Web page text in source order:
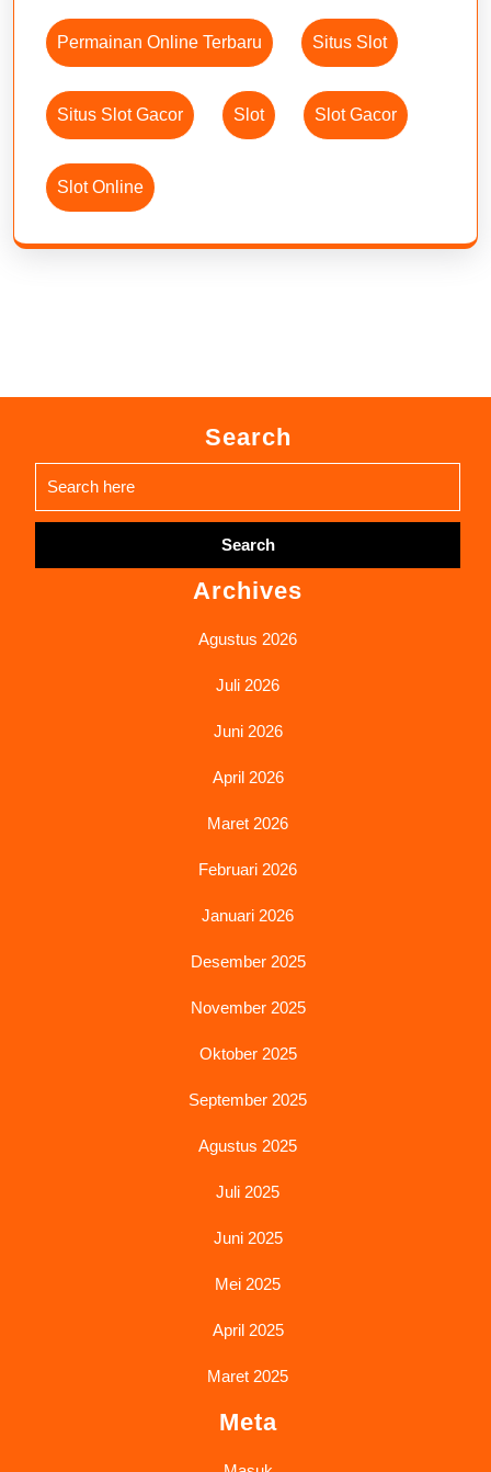
Permainan Online Terbaru Situs Slot
Situs Slot Gacor Slot Slot Gacor
Slot Online
Search
for:
Archives
Agustus 2026
Juli 2026
Juni 2026
April 2026
Maret 2026
Februari 2026
Januari 2026
Desember 2025
November 2025
Oktober 2025
September 2025
Agustus 2025
Juli 2025
Juni 2025
Mei 2025
April 2025
Maret 2025
Meta